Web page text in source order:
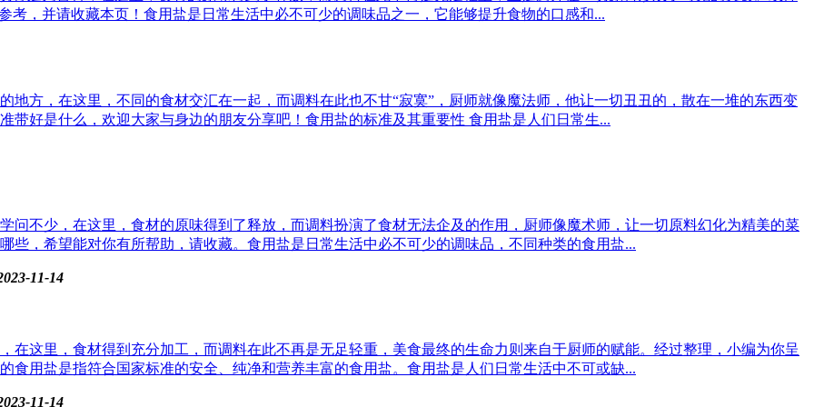
，并请收藏本页！食用盐是日常生活中必不可少的调味品之一，它能够提升食物的口感和...
地方，在这里，不同的食材交汇在一起，而调料在此也不甘“寂寞”，厨师就像魔法师，他让一切丑丑的，散在一堆的东西变
带好是什么，欢迎大家与身边的朋友分享吧！食用盐的标准及其重要性 食用盐是人们日常生...
问不少，在这里，食材的原味得到了释放，而调料扮演了食材无法企及的作用，厨师像魔术师，让一切原料幻化为精美的菜
些，希望能对你有所帮助，请收藏。食用盐是日常生活中必不可少的调味品，不同种类的食用盐...
11-14
在这里，食材得到充分加工，而调料在此不再是无足轻重，美食最终的生命力则来自于厨师的赋能。经过整理，小编为你呈
食用盐是指符合国家标准的安全、纯净和营养丰富的食用盐。食用盐是人们日常生活中不可或缺...
11-14